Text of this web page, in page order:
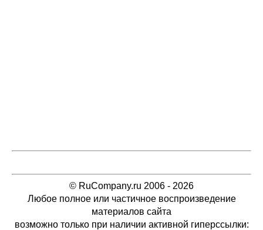
© RuCompany.ru 2006 - 2026
Любое полное или частичное воспроизведение
материалов сайта
возможно только при наличии активной гиперссылки: